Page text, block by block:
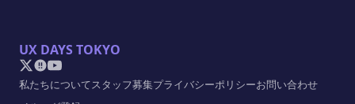
UX DAYS TOKYO
私たちについてスタッフ募集プライバシーポリシーお問い合わせ